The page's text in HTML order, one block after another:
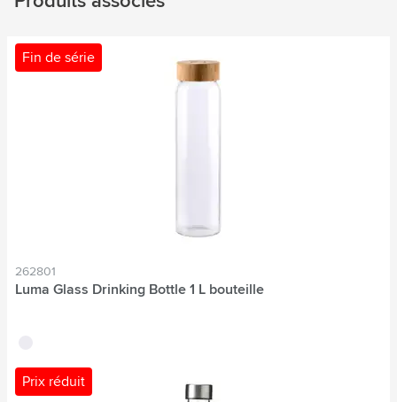
Fin de série
262801
Luma Glass Drinking Bottle 1 L bouteille
Prix réduit